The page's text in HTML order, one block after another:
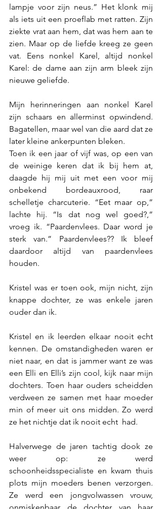
lampje voor zijn neus.” Het klonk mij
als iets uit een proeflab met ratten. Zijn
ziekte vrat aan hem, dat was hem aan te
zien. Maar op de liefde kreeg ze geen
vat. Eens nonkel Karel, altijd nonkel
Karel: de dame aan zijn arm bleek zijn
nieuwe geliefde.
Mijn herinneringen aan nonkel Karel
zijn schaars en allerminst opwindend.
Bagatellen, maar wel van die aard dat ze
later kleine ankerpunten bleken.
Toen ik een jaar of vijf was, op een van
de weinige keren dat ik bij hem at,
daagde hij mij uit met een voor mij
onbekend bordeauxrood, raar
schelletje charcuterie. “Eet maar op,”
lachte hij. “Is dat nog wel goed?,”
vroeg ik. “Paardenvlees. Daar word je
sterk van.” Paardenvlees?? Ik bleef
daardoor altijd van paardenvlees
houden.
Kristel was er toen ook, mijn nicht, zijn
knappe dochter, ze was enkele jaren
ouder dan ik.
Kristel en ik leerden elkaar nooit echt
kennen. De omstandigheden waren er
niet naar, en dat is jammer want ze was
een Elli en Elli’s zijn cool, kijk naar mijn
dochters. Toen haar ouders scheidden
verdween ze samen met haar moeder
min of meer uit ons midden. Zo werd
ze het nichtje dat ik nooit echt  had.
Halverwege de jaren tachtig dook ze
weer op: ze werd
schoonheidsspecialiste en kwam thuis
plots mijn moeders benen verzorgen.
Ze werd een jongvolwassen vrouw,